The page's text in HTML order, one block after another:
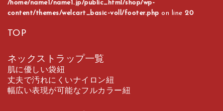
/home/name1/name1.jp/public_html/shop/wp-
content/themes/welcart_basic-voll/footer.php on line20
TOP
ネックストラップ一覧
肌に優しい袋紐
丈夫で汚れにくいナイロン紐
幅広い表現が可能なフルカラー紐